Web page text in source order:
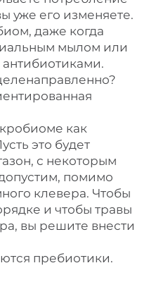
уже его изменяете.
даже когда
мылом или
как
это будет
с некоторым
помимо
клевера. Чтобы
и чтобы травы
вы решите внести
пребиотики.